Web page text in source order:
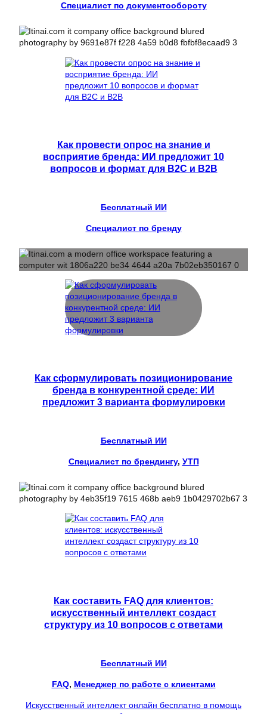
Специалист по документообороту
Как провести опрос на знание и
восприятие бренда: ИИ предложит 10
вопросов и формат для B2C и B2B
Бесплатный ИИ
Специалист по бренду
Как сформулировать позиционирование
бренда в конкурентной среде: ИИ
предложит 3 варианта формулировки
Бесплатный ИИ
Специалист по брендингу, УТП
Как составить FAQ для клиентов:
искусственный интеллект создаст
структуру из 10 вопросов с ответами
Бесплатный ИИ
FAQ, Менеджер по работе с клиентами
Искусственный интеллект онлайн бесплатно в помощь